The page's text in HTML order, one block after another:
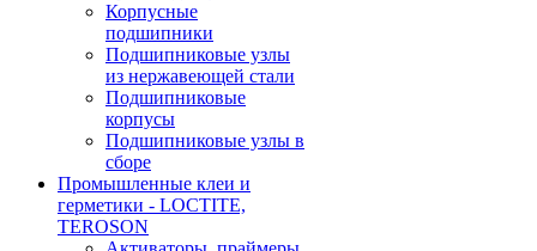
Корпусные
подшипники
Подшипниковые узлы
из нержавеющей стали
Подшипниковые
корпусы
Подшипниковые узлы в
сборе
Промышленные клеи и
герметики - LOCTITE,
TEROSON